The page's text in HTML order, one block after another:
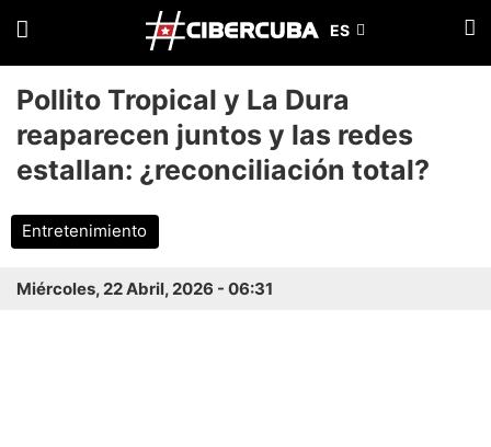
Pollito Tropical y La Dura
reaparecen juntos y las redes
estallan: ¿reconciliación total?
Entretenimiento
Miércoles, 22 Abril, 2026 - 06:31